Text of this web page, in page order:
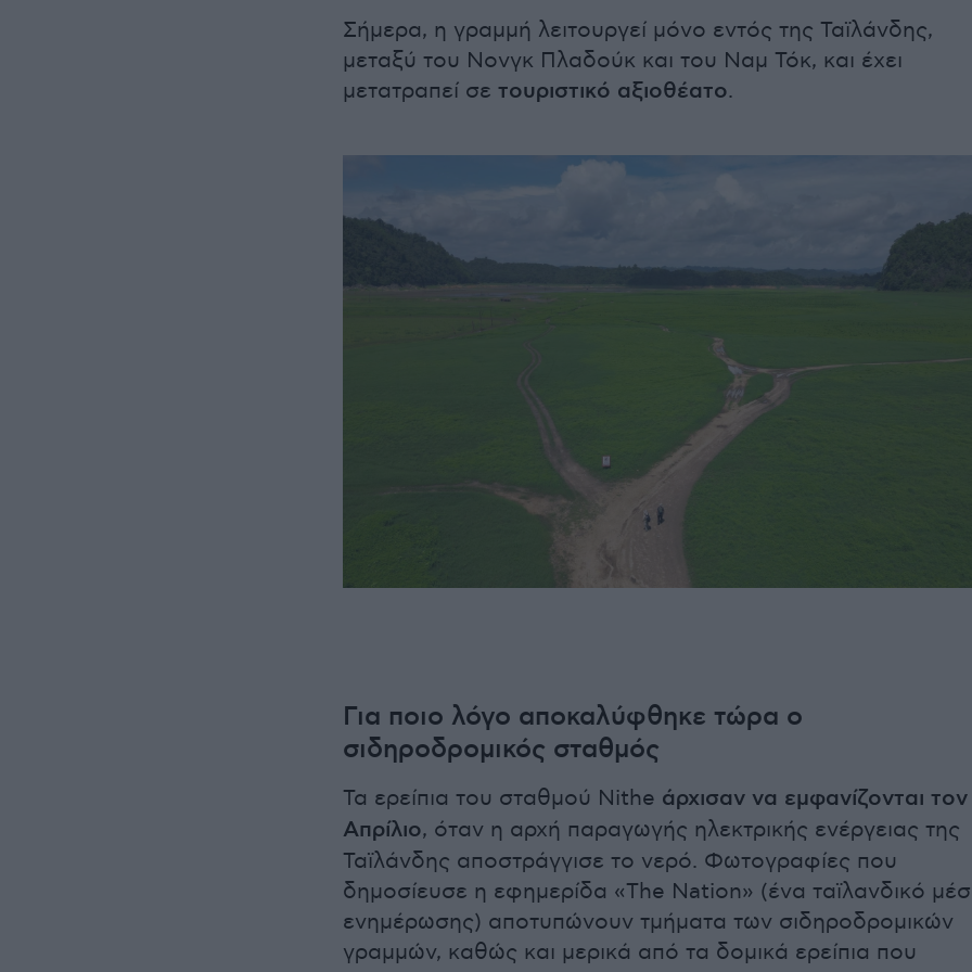
Σήμερα, η γραμμή λειτουργεί μόνο εντός της Ταϊλάνδης,
μεταξύ του Νονγκ Πλαδούκ και του Ναμ Τόκ, και έχει
μετατραπεί σε τουριστικό αξιοθέατο.
Για ποιο λόγο αποκαλύφθηκε τώρα ο
σιδηροδρομικός σταθμός
Τα ερείπια του σταθμού Nithe άρχισαν να εμφανίζονται τον
Απρίλιο, όταν η αρχή παραγωγής ηλεκτρικής ενέργειας της
Ταϊλάνδης αποστράγγισε το νερό. Φωτογραφίες που
δημοσίευσε η εφημερίδα «The Nation» (ένα ταϊλανδικό
ενημέρωσης) αποτυπώνουν τμήματα των σιδηροδρομικών
γραμμών, καθώς και μερικά από τα δομικά ερείπια που